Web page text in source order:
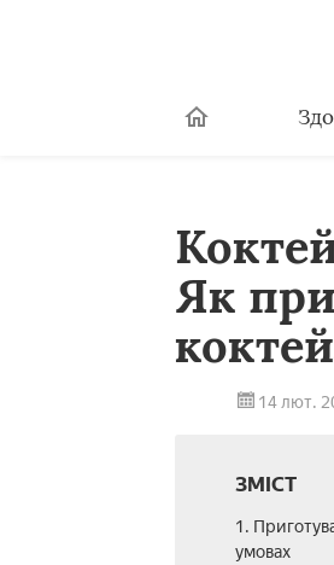
Як
14 лют.
ЗМІСТ
1.
умовах